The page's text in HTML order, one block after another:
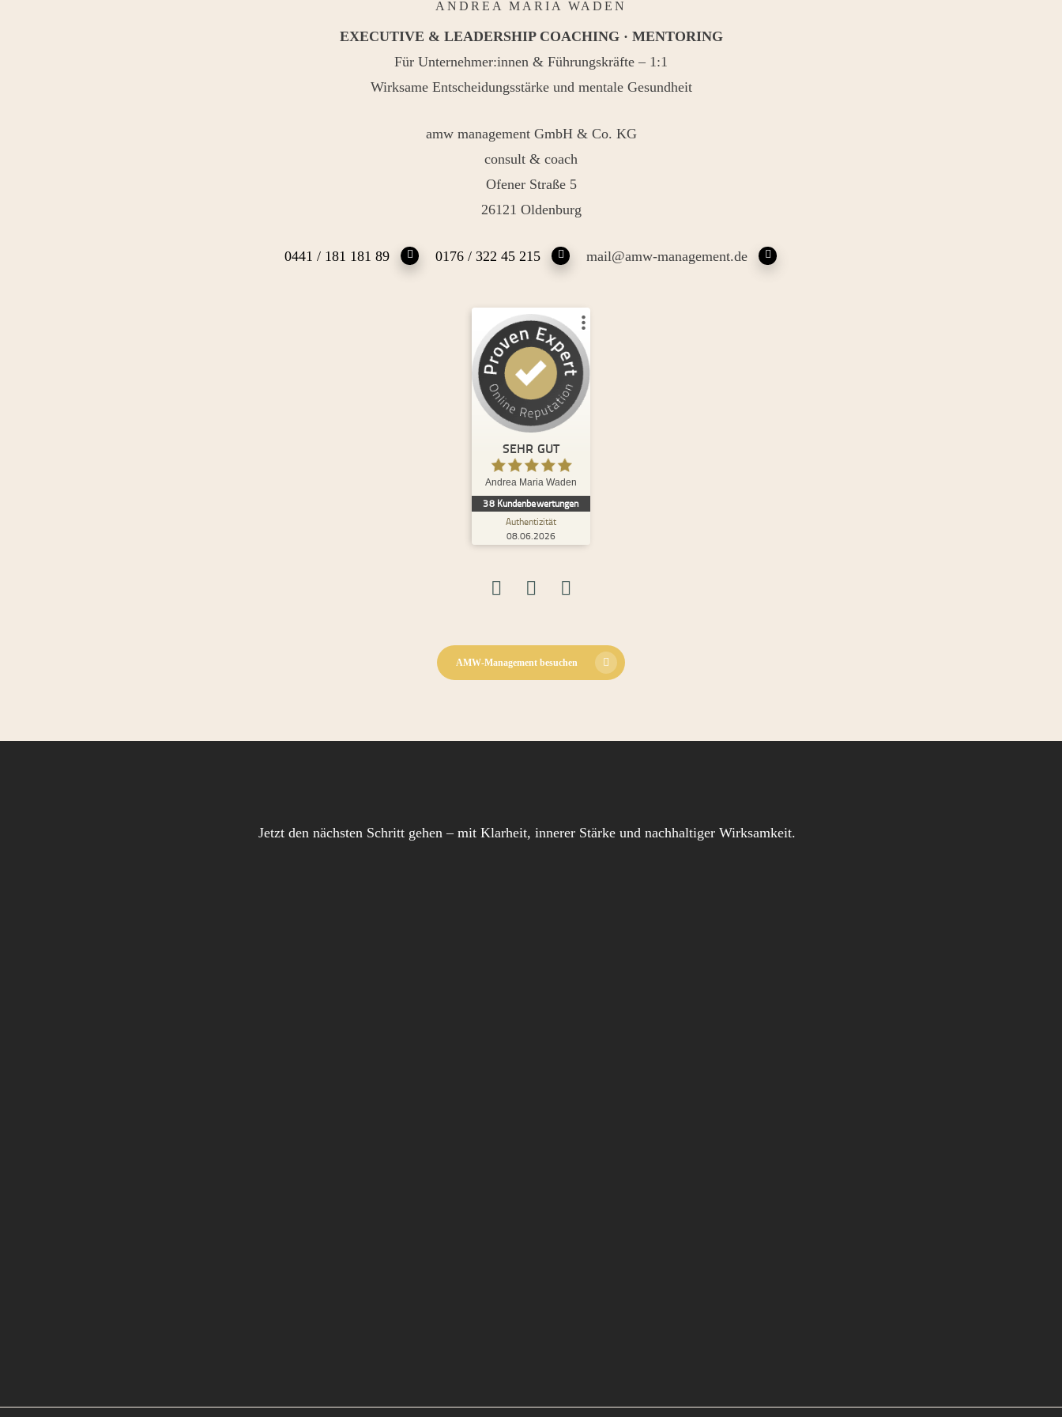
ANDREA MARIA WADEN
EXECUTIVE & LEADERSHIP COACHING · MENTORING
Für Unternehmer:innen & Führungskräfte – 1:1
Wirksame Entscheidungsstärke und mentale Gesundheit
amw management GmbH & Co. KG
consult & coach
Ofener Straße 5
26121 Oldenburg
0441 / 181 181 89 0176 / 322 45 215 mail@amw-management.de
SEHR GUT
Andrea Maria Waden
38 Kundenbewertungen
Authentizität
08.06.2026
Kundenbewertungen und Erfahrungen zu
Andrea Maria Waden
100
%
Empfehlungen auf
SEHR GUT
Bewertungen auf
ProvenExpert.com
Bewertungen von
anderen Quellen
Blick aufs ProvenExpert-Profil werfen
AMW-Management besuchen
Jetzt den nächsten Schritt gehen – mit Klarheit, innerer Stärke und nachhaltiger Wirksamkeit.